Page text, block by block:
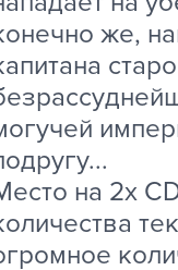
же,
на 2х